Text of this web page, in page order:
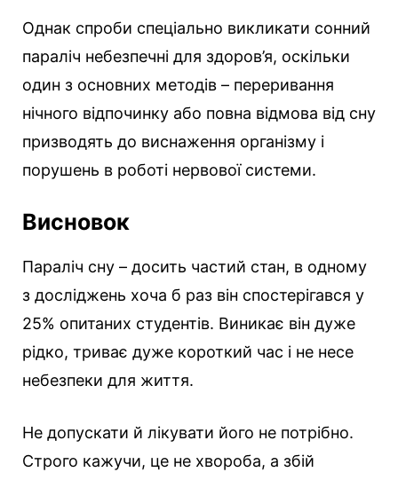
Однак спроби спеціально викликати сонний
параліч небезпечні для здоров’я, оскільки
один з основних методів – переривання
нічного відпочинку або повна відмова від сну
призводять до виснаження організму і
порушень в роботі нервової системи.
Висновок
Параліч сну – досить частий стан, в одному
з досліджень хоча б раз він спостерігався у
25% опитаних студентів. Виникає він дуже
рідко, триває дуже короткий час і не несе
небезпеки для життя.
Не допускати й лікувати його не потрібно.
Строго кажучи, це не хвороба, а збій